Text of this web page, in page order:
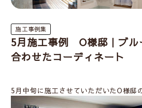
施工事例集
5月施工事例 O様邸｜ブル
合わせたコーディネート
5月中旬に施工させていただいたO様邸